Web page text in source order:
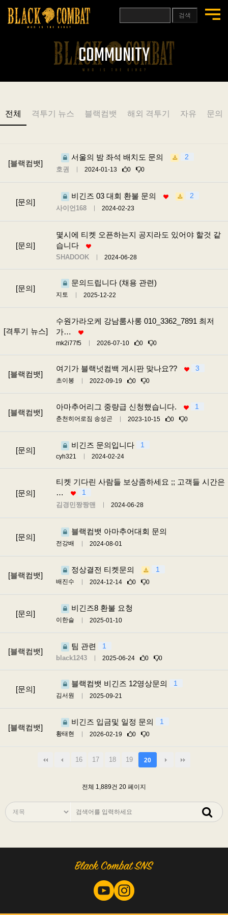
검색
COMMUNITY
전체 격투기 뉴스 블랙컴뱃 해외 격투기 자유 문의
[블랙컴뱃]
서울의 밤 좌석 배치도 문의 2
호권 2024-01-13 0 0
[문의]
비긴즈 03 대회 환불 문의 2
사이언168 2024-02-23
[문의]
몇시에 티켓 오픈하는지 공지라도 있어야 할것 같
습니다
SHADOOK 2024-06-28
[문의]
문의드립니다 (채용 관련)
지토 2025-12-22
[격투기 뉴스]
수원가라오케 강남룸사롱 010_3362_7891 최저
가…
mk2i77f5 2026-07-10 0 0
[블랙컴뱃]
여기가 블랙넛컴백 게시판 맞나요?? 3
초이봉 2022-09-19 0 0
[블랙컴뱃]
아마추어리그 중량급 신청했습니다. 1
춘천히어로짐 송성곤 2023-10-15 0 0
[문의]
비긴즈 문의입니다 1
cyh321 2024-02-24
[문의]
티켓 기다린 사람들 보상좀하세요 ;; 고객들 시간은
…
1
김경민짱짱맨 2024-06-28
[문의]
블랙컴뱃 아마추어대회 문의
전강배 2024-08-01
[블랙컴뱃]
정상결전 티켓문의 1
배진수 2024-12-14 0 0
[문의]
비긴즈8 환불 요청
이한슬 2025-01-10
[블랙컴뱃]
팀 관련 1
black1243 2025-06-24 0 0
[문의]
블랙컴뱃 비긴즈 12영상문의 1
김서원 2025-09-21
[블랙컴뱃]
비긴즈 입금및 일정 문의 1
황태현 2026-02-19 0 0
16 17 18 19 20
전체 1,889건 20 페이지